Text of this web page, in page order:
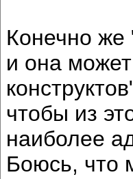
Конечно
и она
чтобы из
наиболее
Боюсь, что